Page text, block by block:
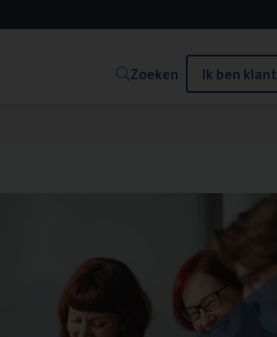
Zoeken Ik ben klant